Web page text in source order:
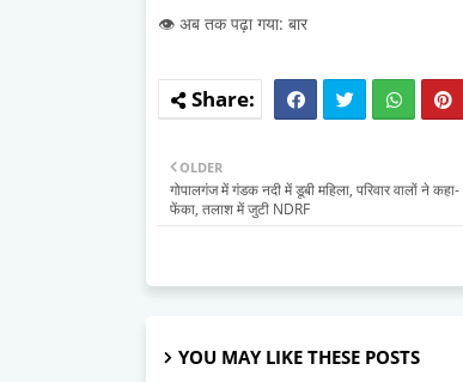
👁️ अब तक पढ़ा गया: बार
OLDER
गोपालगंज में गंडक नदी में डूबी महिला, परिवार वालों ने
फेंका, तलाश में जुटी NDRF
YOU MAY LIKE THESE POSTS